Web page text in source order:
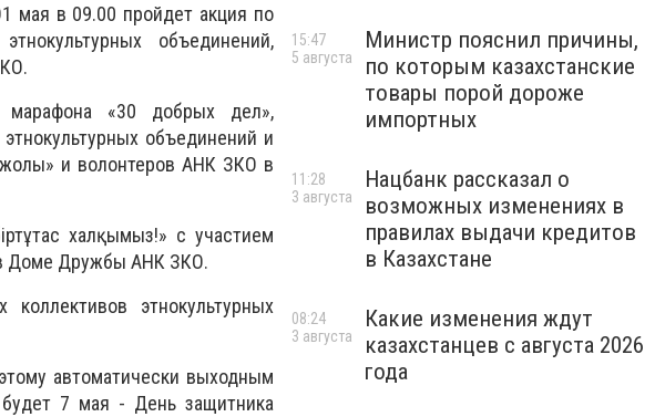
в 09.00 пройдет акция по
объединений,
«30 добрых дел»,
объединений и
жолы» и волонтеров АНК ЗКО в
халқымыз!» с участием
Доме Дружбы АНК ЗКО.
этнокультурных
автоматически выходным
7 мая - День защитника
Министр пояснил причины,
по которым казахстанские
товары порой дороже
импортных
15:47
5 августа
Нацбанк рассказал о
возможных изменениях в
правилах выдачи кредитов
в Казахстане
11:28
3 августа
Какие изменения ждут
казахстанцев с августа 2026
года
08:24
3 августа